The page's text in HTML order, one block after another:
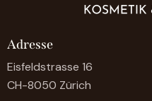
Adresse
Eisfeldstrasse 16
CH-8050 Zürich